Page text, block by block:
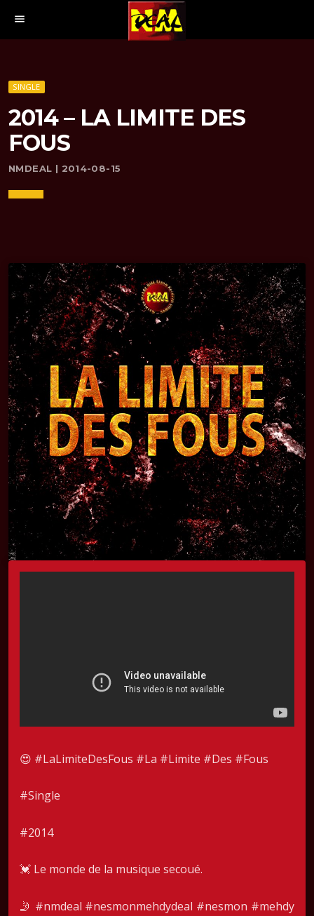
menu
SINGLE
2014 – LA LIMITE DES
FOUS
NMDEAL | 2014-08-15
😍 #LaLimiteDesFous #La #Limite #Des #Fous
#Single
#2014
💓 Le monde de la musique secoué.
🤳 #nmdeal #nesmonmehdydeal #nesmon #mehdy